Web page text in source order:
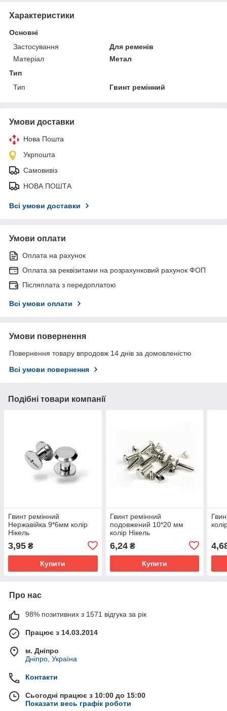
Характеристики
Основні
Застосування
Для ременів
Матеріал
Метал
Тип
Тип
Гвинт ремінний
Умови доставки
Нова Пошта
Укрпошта
Самовивіз
НОВА ПОШТА
Всі умови доставки
Умови оплати
Оплата на рахунок
Оплата за реквізитами на розрахунковий рахунок ФОП
Післяплата з передоплатою
Всі умови оплати
Умови повернення
Повернення товару впродовж 14 днів за домовленістю
Всі умови повернення
Подібні товари компанії
Гвинт ремінний
Нержавійка 9*6мм колір
Нікель
3,95 ₴
Купити
Гвинт ремінний
подовжений 10*20 мм
колір Нікель
6,24₴
Купити
Про нас
98% позитивних з 1571 відгука за рік
Працює з 14.03.2014
м. Дніпро
Дніпро, Україна
Контакти
Сьогодні працює з 10:00 до 15:00
Показати весь графік роботи